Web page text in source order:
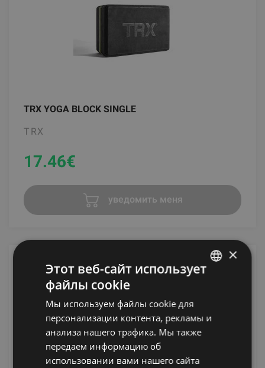
TRX YOGA BLOCK SINGLE
TRX
17.46€
уведомить меня
×
Этот веб-сайт использует
файлы cookie
Мы используем файлы cookie для
персонализации контента, рекламы и
анализа нашего трафика. Мы также
передаем информацию об
использовании вами нашего сайта